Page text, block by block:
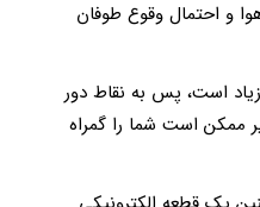
و احتمال وقوع طوفان
است، پس به نقاط دور
ممکن است شما را گمراه